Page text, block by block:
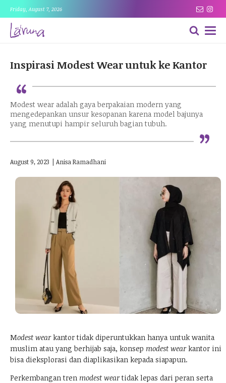
Friday, August 7, 2026
Inspirasi Modest Wear untuk ke Kantor
“
Modest wear adalah gaya berpakaian modern yang
mengedepankan unsur kesopanan karena model bajunya
yang menutupi hampir seluruh bagian tubuh.
“
August 9, 2023 Anisa Ramadhani
Modest wearkantor tidak diperuntukkan hanya untuk wanita
muslim atau yang berhijab saja, konsep modest wearkantor ini
bisa dieksplorasi dan diaplikasikan kepada siapapun.
Perkembangan tren modest weartidak lepas dari peran serta